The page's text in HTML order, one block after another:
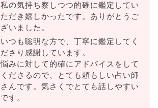
私の気持ち察しつつ的確に鑑定してい
ただき嬉しかったです。ありがとうご
ざいました。
いつも聡明な方で、丁寧に鑑定してく
ださり感謝しています。
悩みに対して的確にアドバイスをして
くださるので、とても頼もしい占い師
さんです。気さくでとても話しやすい
です。